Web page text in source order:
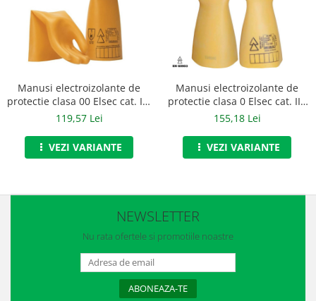
Tricouri
Veste
Lucru la Inaltime
Accesorii alpinism utilitar
Carabiniere
Mijloace de legatura
Puncte de ancorare
Sisteme de acces in canale
Manusi electroizolante de
protectie clasa 00 Elsec cat. III,
art.C454
119,57 Lei
VEZI VARIANTE
Manusi electroizolante de
protectie clasa 0 Elsec cat. III,
art.C456
155,18 Lei
VEZI VARIANTE
NEWSLETTER
Nu rata ofertele si promotiile noastre